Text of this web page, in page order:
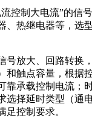
控制大电流”的信
、热继电器等，选
号放大、回路转换
和触点容量，根据
靠承载控制电流；
选择延时类型（通
足控制要求。